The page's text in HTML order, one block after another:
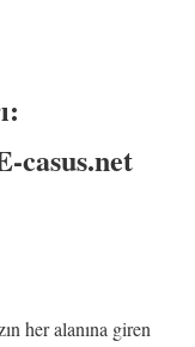
casus.net
her alanına giren